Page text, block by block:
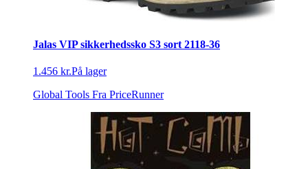
Jalas VIP sikkerhedssko S3 sort 2118-36
1.456 kr.På lager
Global Tools Fra PriceRunner